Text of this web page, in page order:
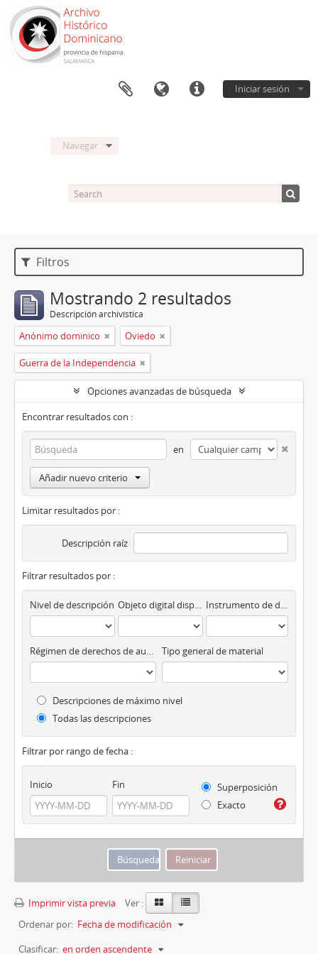
Iniciar sesión
Navegar
Filtros
Mostrando 2 resultados
Descripción archivística
Anónimo dominico Oviedo
Guerra de la Independencia
Opciones avanzadas de búsqueda
Encontrar resultados con :
en
Añadir nuevo criterio
Limitar resultados por :
Descripción raíz
Filtrar resultados por :
Nivel de descripción Objeto digital disponibles Instrumento de descripción
Régimen de derechos de autor Tipo general de material
Descripciones de máximo nivel
Todas las descripciones
Filtrar por rango de fecha :
Inicio Fin
Superposición
Exacto
Imprimir vista previa
Ver :
Ordenar por: Fecha de modificación
Clasificar: en orden ascendente